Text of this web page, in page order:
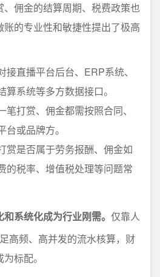
、佣金的结算周期、税费政策也
的专业性和敏捷性提出了极高
直播平台后台、ERP系统、
系统等多方数据接口。
笔打赏、佣金都需按照合同、
或品牌方。
赏是否属于劳务报酬、佣金如
的税率、增值税处理等问题常
系统化成为行业刚需。 仅靠人
高频、高并发的流水核算，财
标配。